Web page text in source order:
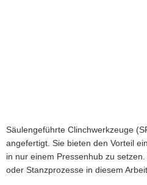
Säulengeführte Clinchwerkzeuge
angefertigt. Sie bieten den Vorteil
in nur einem Pressenhub zu
oder Stanzprozesse in diesem